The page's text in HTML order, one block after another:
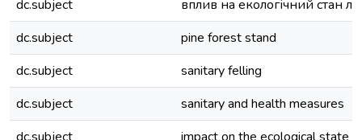
dc.subject
вплив на екологічний стан
dc.subject
pine forest stand
dc.subject
sanitary felling
dc.subject
sanitary and health measures